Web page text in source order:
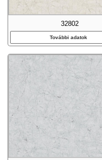
32802
További adatok